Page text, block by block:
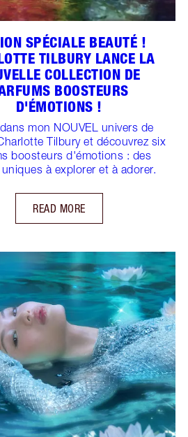
SPÉCIALE BEAUTÉ !
TILBURY LANCE LA
COLLECTION DE
BOOSTEURS
D'ÉMOTIONS !
mon NOUVEL univers de
Tilbury et découvrez six
boosteurs d'émotions : des
à explorer et à adorer.
READ MORE